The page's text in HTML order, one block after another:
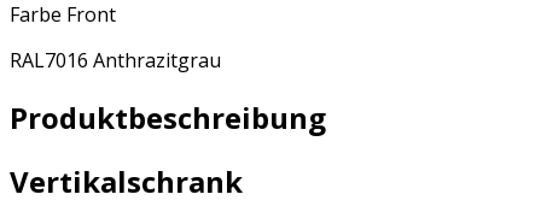
Farbe Front
RAL7016 Anthrazitgrau
Produktbeschreibung
Vertikalschrank